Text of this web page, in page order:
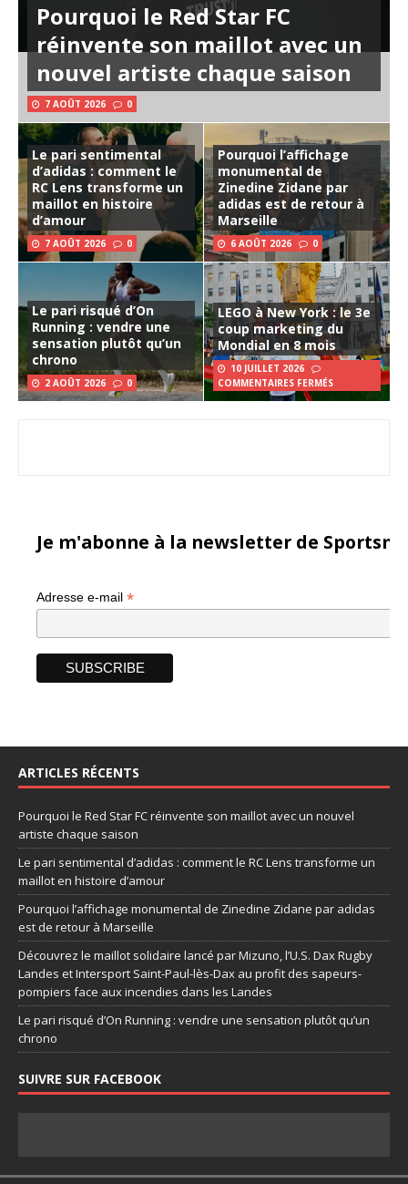
Pourquoi le Red Star FC
réinvente son maillot avec un
nouvel artiste chaque saison
7 AOÛT 2026 0
Le pari sentimental
d’adidas : comment le
RC Lens transforme un
maillot en histoire
d’amour
7 AOÛT 2026 0
Pourquoi l’affichage
monumental de
Zinedine Zidane par
adidas est de retour à
Marseille
6 AOÛT 2026 0
Le pari risqué d’On
Running : vendre une
sensation plutôt qu’un
chrono
2 AOÛT 2026 0
LEGO à New York : le 3e
coup marketing du
Mondial en 8 mois
10 JUILLET 2026
COMMENTAIRES FERMÉS
Je m'abonne à la newsletter de
Adresse e-mail *
ARTICLES RÉCENTS
Pourquoi le Red Star FC réinvente son maillot avec un nouvel
artiste chaque saison
Le pari sentimental d’adidas : comment le RC Lens transforme un
maillot en histoire d’amour
Pourquoi l’affichage monumental de Zinedine Zidane par adidas
est de retour à Marseille
Découvrez le maillot solidaire lancé par Mizuno, l’U.S. Dax Rugby
Landes et Intersport Saint-Paul-lès-Dax au profit des sapeurs-
pompiers face aux incendies dans les Landes
Le pari risqué d’On Running : vendre une sensation plutôt qu’un
chrono
SUIVRE SUR FACEBOOK